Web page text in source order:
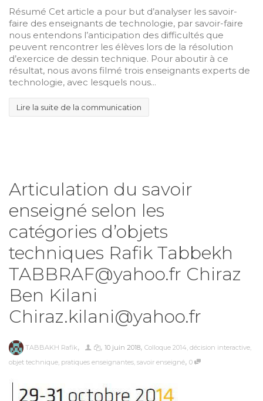
Résumé Cet article a pour but d’analyser les savoir-
faire des enseignants de technologie, par savoir-faire
nous entendons l’anticipation des difficultés que
peuvent rencontrer les élèves lors de la résolution
d’exercice de dessin technique. Pour aboutir à ce
résultat, nous avons filmé trois enseignants experts de
technologie, avec lesquels nous...
Lire la suite de la communication
Articulation du savoir
enseigné selon les
catégories d’objets
techniques Rafik Tabbekh
TABBRAF@yahoo.fr Chiraz
Ben Kilani
Chiraz.kilani@yahoo.fr
TABBAKH Rafik, , 10 juin 2018, Colloque 2014 décision interactive
objet technique pratiques enseignantes savoir enseigné, 0